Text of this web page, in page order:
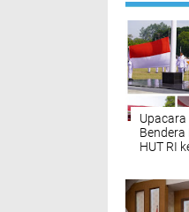
HUT RI